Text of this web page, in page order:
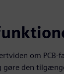
om PCB-
gøre den